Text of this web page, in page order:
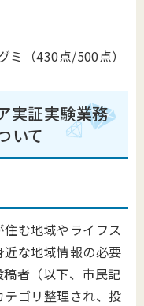
ミ（430点/500点）
実証実験業務
いて
む地域やライフス
な地域情報の必要
者（以下、市民記
ゴリ整理され、投